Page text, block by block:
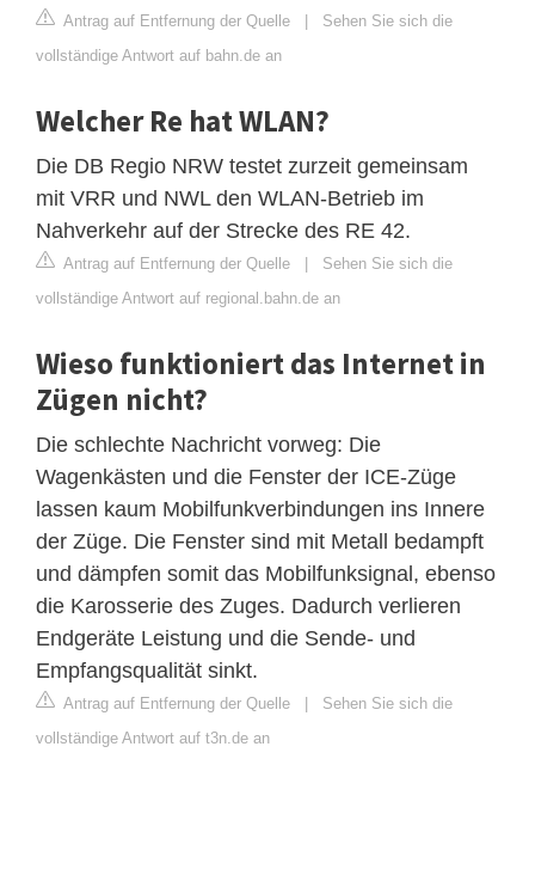
Antrag auf Entfernung der Quelle | Sehen Sie sich die
vollständige Antwort auf bahn.de an
Welcher Re hat WLAN?
Die DB Regio NRW testet zurzeit gemeinsam
mit VRR und NWL den WLAN-Betrieb im
Nahverkehr auf der Strecke des RE 42.
Antrag auf Entfernung der Quelle | Sehen Sie sich die
vollständige Antwort auf regional.bahn.de an
Wieso funktioniert das Internet in
Zügen nicht?
Die schlechte Nachricht vorweg: Die
Wagenkästen und die Fenster der ICE-Züge
lassen kaum Mobilfunkverbindungen ins Innere
der Züge. Die Fenster sind mit Metall bedampft
und dämpfen somit das Mobilfunksignal, ebenso
die Karosserie des Zuges. Dadurch verlieren
Endgeräte Leistung und die Sende- und
Empfangsqualität sinkt.
Antrag auf Entfernung der Quelle | Sehen Sie sich die
vollständige Antwort auf t3n.de an